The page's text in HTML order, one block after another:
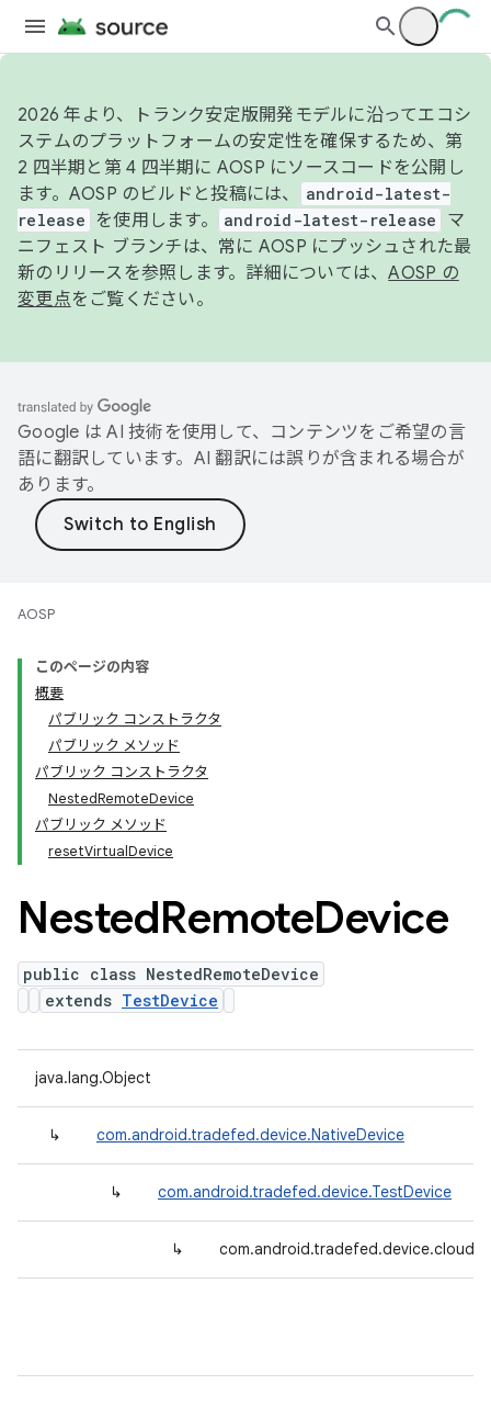
2026 年より、トランク安定版開発モデルに沿ってエコシ
ステムのプラットフォームの安定性を確保するため、第
2 四半期と第 4 四半期に AOSP にソースコードを公開し
ます。AOSP のビルドと投稿には、
android-latest-
release
を使用します。 android-latest-release
マ
ニフェスト ブランチは、常に AOSP にプッシュされた最
新のリリースを参照します。詳細については、AOSP の
変更点をご覧ください。
Google は AI 技術を使用して、コンテンツをご希望の言
語に翻訳しています。AI 翻訳には誤りが含まれる場合が
あります。
AOSP
このページの内容
概要
パブリック コンストラクタ
パブリック メソッド
パブリック コンストラクタ
NestedRemoteDevice
パブリック メソッド
resetVirtualDevice
NestedRemoteDevice
public class NestedRemoteDevice
extends TestDevice
java.lang.Object
↳ com.android.tradefed.device.NativeDevice
↳ com.android.tradefed.device.TestDevice
↳